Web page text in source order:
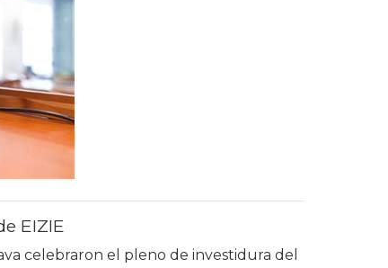
EIZIE
celebraron el pleno de investidura del